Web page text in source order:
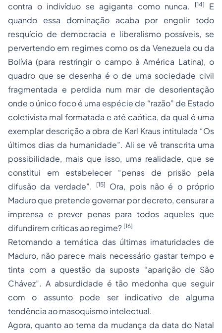
contra o indivíduo se agiganta como nunca.
[14]
E
quando essa dominação acaba por engolir todo
resquício de democracia e liberalismo possíveis, se
pervertendo em regimes como os da Venezuela ou da
Bolívia (para restringir o campo à América Latina), o
quadro que se desenha é o de uma sociedade civil
fragmentada e perdida num mar de desorientação
onde o único foco é uma espécie de “razão” de Estado
coletivista mal formatada e até caótica, da qual é uma
exemplar descrição a obra de Karl Kraus intitulada “Os
últimos dias da humanidade”. Ali se vê transcrita uma
possibilidade, mais que isso, uma realidade, que se
constitui em estabelecer “penas de prisão pela
difusão da verdade”.
[15]
Ora, pois não é o próprio
Maduro que pretende governar por decreto, censurar a
imprensa e prever penas para todos aqueles que
difundirem críticas ao regime? [16]
Retomando a temática das últimas imaturidades de
Maduro, não parece mais necessário gastar tempo e
tinta com a questão da suposta “aparição de São
Chávez”. A absurdidade é tão medonha que seguir
com o assunto pode ser indicativo de alguma
tendência ao masoquismo intelectual.
Agora, quanto ao tema da mudança da data do Natal